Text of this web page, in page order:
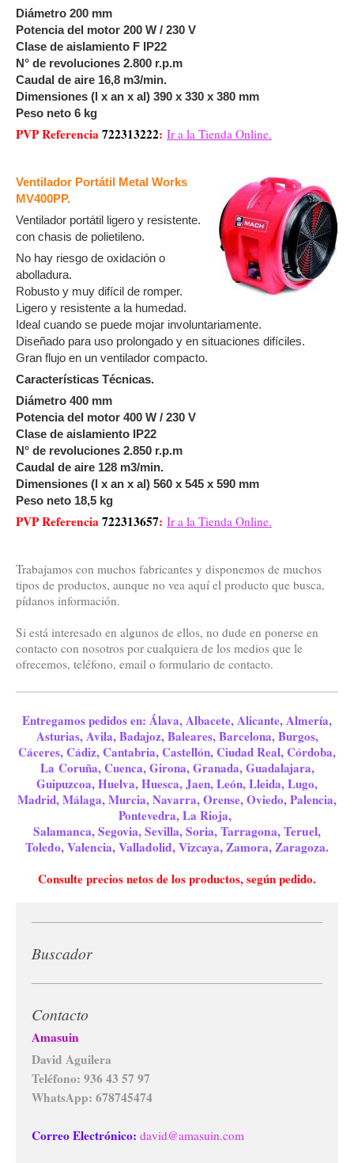
Diámetro 200 mm
Potencia del motor 200 W / 230 V
Clase de aislamiento F IP22
N° de revoluciones 2.800 r.p.m
Caudal de aire 16,8 m3/min.
Dimensiones (l x an x al) 390 x 330 x 380 mm
Peso neto 6 kg
PVP Referencia722313222: Ir a la Tienda Online.
Ventilador Portátil Metal Works
MV400PP.
Ventilador portátil ligero y resistente.
con chasis de polietileno.
No hay riesgo de oxidación o
abolladura.
Robusto y muy difícil de romper.
Ligero y resistente a la humedad.
Ideal cuando se puede mojar involuntariamente.
Diseñado para uso prolongado y en situaciones difíciles.
Gran flujo en un ventilador compacto.
Características Técnicas.
Diámetro 400 mm
Potencia del motor 400 W / 230 V
Clase de aislamiento IP22
N° de revoluciones 2.850 r.p.m
Caudal de aire 128 m3/min.
Dimensiones (l x an x al) 560 x 545 x 590 mm
Peso neto 18,5 kg
PVP Referencia722313657: Ir a la Tienda Online.
Trabajamos con muchos fabricantes y disponemos de muchos
tipos de productos, aunque no vea aquí el producto que busca,
pídanos información.
Si está interesado en algunos de ellos, no dude en ponerse en
contacto con nosotros por cualquiera de los medios que le
ofrecemos, teléfono, email o formulario de contacto.
Entregamos pedidos en: Álava, Albacete, Alicante, Almería,
Asturias, Avila, Badajoz, Baleares, Barcelona, Burgos,
Cáceres, Cádiz, Cantabria, Castellón, Ciudad Real, Córdoba,
La Coruña, Cuenca, Girona, Granada, Guadalajara,
Guipuzcoa, Huelva, Huesca, Jaen, León, Lleida, Lugo,
Madrid, Málaga, Murcia, Navarra, Orense, Oviedo, Palencia,
Pontevedra, La Rioja,
Salamanca, Segovia, Sevilla, Soria, Tarragona, Teruel,
Toledo, Valencia, Valladolid, Vizcaya, Zamora, Zaragoza.
Consulte precios netos de los productos, según pedido.
Buscador
Contacto
Amasuin
David Aguilera
Teléfono: 936 43 57 97
WhatsApp: 678745474
Correo Electrónico: david@amasuin.com